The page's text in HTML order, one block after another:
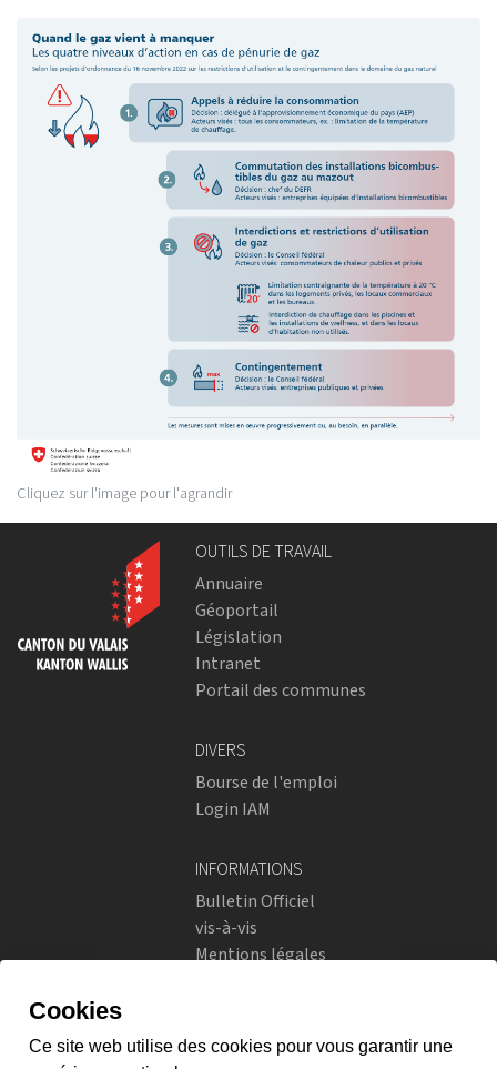
Cliquez sur l'image pour l'agrandir
OUTILS DE TRAVAIL
Annuaire
Géoportail
Législation
Intranet
Portail des communes
DIVERS
Bourse de l'emploi
Login IAM
INFORMATIONS
Bulletin Officiel
vis-à-vis
Mentions légales